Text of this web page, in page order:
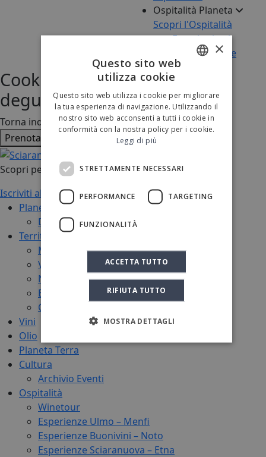
Ospitalità Planeta
Scopri l'Ospitalità
Eventi privati
Planeta Estate
Cooking class in cantina con
degustazione vini
Torna indietro
Prenota adesso
Scopri per primo tutte le novità sul mondo Planeta
Iscriviti alla Newsletter
Planeta
Didacus
Territori
Menfi
Vittoria
Noto
Etna
Capo Milazzo
Vini
Olio
Planeta Terra
Cultura
Archivio Eventi
Ospitalità
Winetour
Esperienze Ulmo – Menfi
Esperienze Buonivini – Noto
Esperienze Sciaranuova – Etna
ENGLISH
×
Questo sito web
utilizza cookie
Questo sito web utilizza i cookie per migliorare
la tua esperienza di navigazione. Utilizzando il
nostro sito web acconsenti a tutti i cookie in
conformità con la nostra policy per i cookie.
Leggi di più
STRETTAMENTE NECESSARI
PERFORMANCE TARGETING
FUNZIONALITÀ
ACCETTA TUTTO
RIFIUTA TUTTO
MOSTRA DETTAGLI